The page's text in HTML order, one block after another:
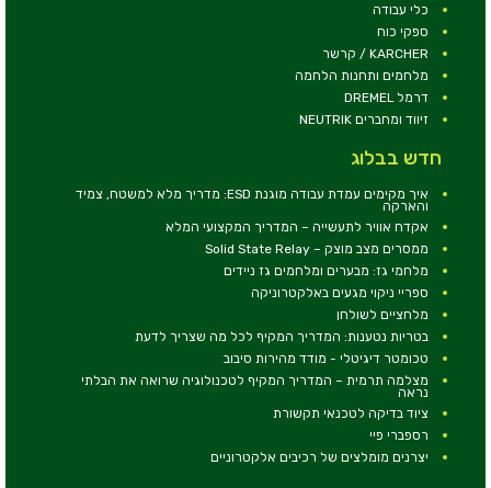
כלי עבודה
ספקי כוח
KARCHER / קרשר
מלחמים ותחנות הלחמה
דרמל DREMEL
זיווד ומחברים NEUTRIK
חדש בבלוג
איך מקימים עמדת עבודה מוגנת ESD: מדריך מלא למשטח, צמיד
והארקה
אקדח אוויר לתעשייה – המדריך המקצועי המלא
ממסרים מצב מוצק – Solid State Relay
מלחמי גז: מבערים ומלחמים גז ניידים
ספריי ניקוי מגעים באלקטרוניקה
מלחציים לשולחן
בטריות נטענות: המדריך המקיף לכל מה שצריך לדעת
טכומטר דיגיטלי - מודד מהירות סיבוב
מצלמה תרמית – המדריך המקיף לטכנולוגיה שרואה את הבלתי
נראה
ציוד בדיקה לטכנאי תקשורת
רספברי פיי
יצרנים מומלצים של רכיבים אלקטרוניים